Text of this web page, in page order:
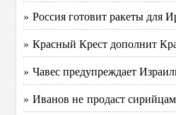
» Россия готовит ракеты для
» Красный Крест дополнит
» Чавес предупреждает
» Иванов не продаст